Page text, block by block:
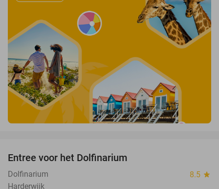
Entree voor het Dolfinarium
Dolfinarium 8.5 star
Harderwijk